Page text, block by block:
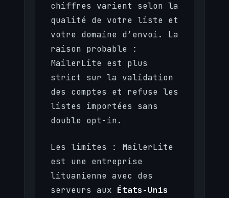
chiffres varient selon la
qualité de votre liste et
votre domaine d’envoi. La
raison probable :
MailerLite est plus
strict sur la validation
des comptes et refuse les
listes importées sans
double opt-in.
Les limites : MailerLite
est une entreprise
lituanienne avec des
serveurs aux États-Unis